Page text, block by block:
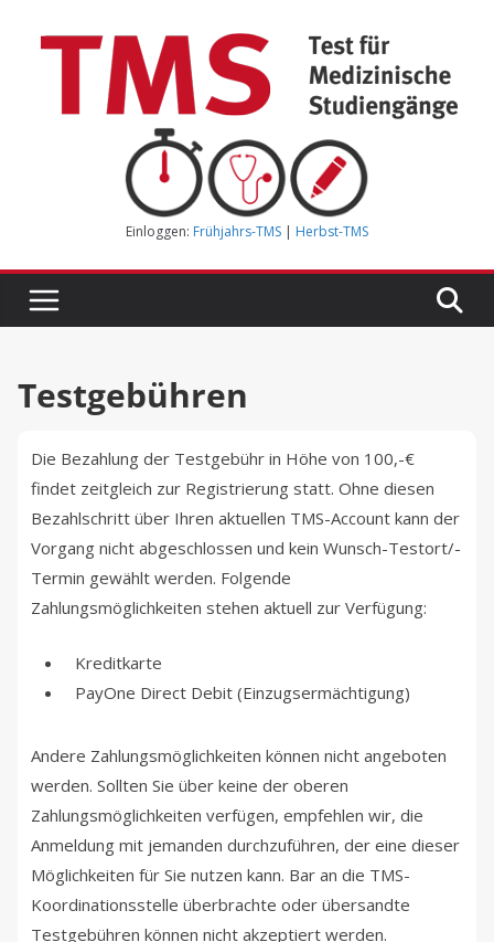
Inhalt
Einloggen: Frühjahrs-TMS | Herbst-TMS
Testgebühren
Die Bezahlung der Testgebühr in Höhe von 100,-€
findet zeitgleich zur Registrierung statt. Ohne diesen
Bezahlschritt über Ihren aktuellen TMS-Account kann der
Vorgang nicht abgeschlossen und kein Wunsch-Testort/-
Termin gewählt werden. Folgende
Zahlungsmöglichkeiten stehen aktuell zur Verfügung:
Kreditkarte
PayOne Direct Debit (Einzugsermächtigung)
Andere Zahlungsmöglichkeiten können nicht angeboten
werden. Sollten Sie über keine der oberen
Zahlungsmöglichkeiten verfügen, empfehlen wir, die
Anmeldung mit jemanden durchzuführen, der eine dieser
Möglichkeiten für Sie nutzen kann. Bar an die TMS-
Koordinationsstelle überbrachte oder übersandte
Testgebühren können nicht akzeptiert werden.